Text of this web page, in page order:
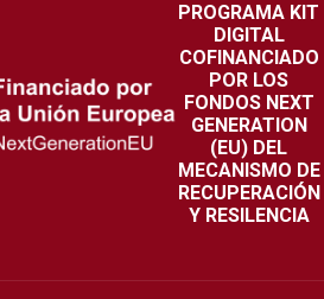
PROGRAMA KIT
DIGITAL
COFINANCIADO
POR LOS
FONDOS NEXT
GENERATION
(EU) DEL
MECANISMO DE
RECUPERACIÓN
Y RESILENCIA